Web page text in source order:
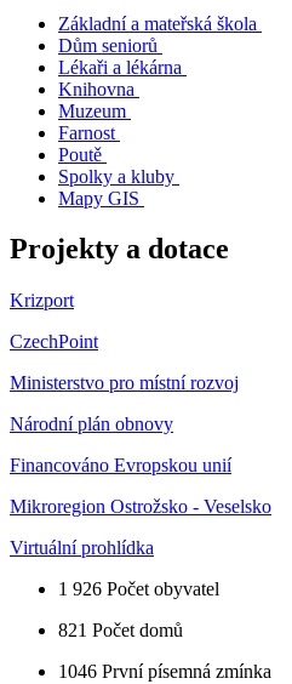
Základní a mateřská škola
Dům seniorů
Lékaři a lékárna
Knihovna
Muzeum
Farnost
Poutě
Spolky a kluby
Mapy GIS
Projekty a dotace
Krizport
CzechPoint
Ministerstvo pro místní rozvoj
Národní plán obnovy
Financováno Evropskou unií
Mikroregion Ostrožsko - Veselsko
Virtuální prohlídka
1 926 Počet obyvatel
821 Počet domů
1046 První písemná zmínka